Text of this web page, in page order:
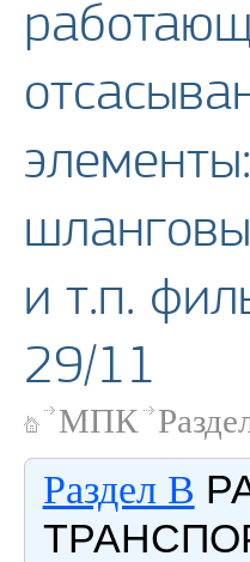
и т.п.
29/11
МПК
Раздел B